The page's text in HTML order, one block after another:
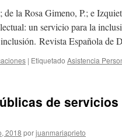
de la Rosa Gimeno, P.; e
un servicio para la
Revista Española de
| Etiquetado Asistencia
de
2018 porjuanmariaprieto